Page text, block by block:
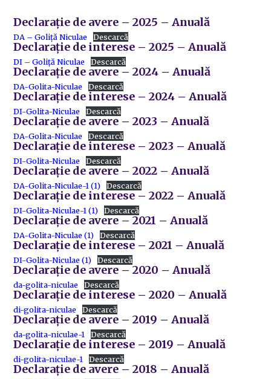
Declarație de avere – 2025 – Anuală
DA – Goliță Niculae Descarcă
Declarație de interese – 2025 – Anuală
DI – Goliță Niculae Descarcă
Declarație de avere – 2024 – Anuală
DA-Golita-Niculae Descarcă
Declarație de interese – 2024 – Anuală
DI-Golita-Niculae Descarcă
Declarație de avere – 2023 – Anuală
DA-Golita-Niculae Descarcă
Declarație de interese – 2023 – Anuală
DI-Golita-Niculae Descarcă
Declarație de avere – 2022 – Anuală
DA-Golita-Niculae-1 (1) Descarcă
Declarație de interese – 2022 – Anuală
DI-Golita-Niculae-1 (1) Descarcă
Declarație de avere – 2021 – Anuală
DA-Golita-Niculae (1) Descarcă
Declarație de interese – 2021 – Anuală
DI-Golita-Niculae (1) Descarcă
Declarație de avere – 2020 – Anuală
da-golita-niculae Descarcă
Declarație de interese – 2020 – Anuală
di-golita-niculae Descarcă
Declarație de avere – 2019 – Anuală
da-golita-niculae-1 Descarcă
Declarație de interese – 2019 – Anuală
di-golita-niculae-1 Descarcă
Declarație de avere – 2018 – Anuală